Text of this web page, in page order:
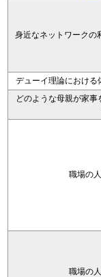
身近なネットワークの
デューイ理論における
どのような母親が家
職場の
職場の